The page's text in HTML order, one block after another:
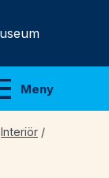
Meny
Visa meny
Interiör /